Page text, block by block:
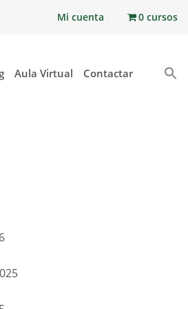
Mi cuenta 0 cursos
Aula Virtual Contactar